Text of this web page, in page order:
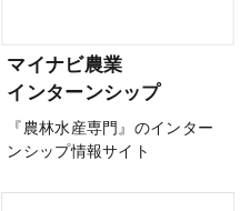
マイナビ農業
インターンシップ
『農林水産専門』のインター
ンシップ情報サイト